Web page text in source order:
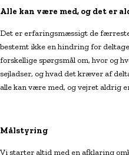
Alle kan være med, og det er
Det er erfaringsmæssigt de
bestemt ikke en hindring for
forskellige spørgsmål om, hvor og
sejladser, og hvad det kræver af
alle kan være med, og vejret aldrig
Målstyring
Vi starter altid med en afklaring